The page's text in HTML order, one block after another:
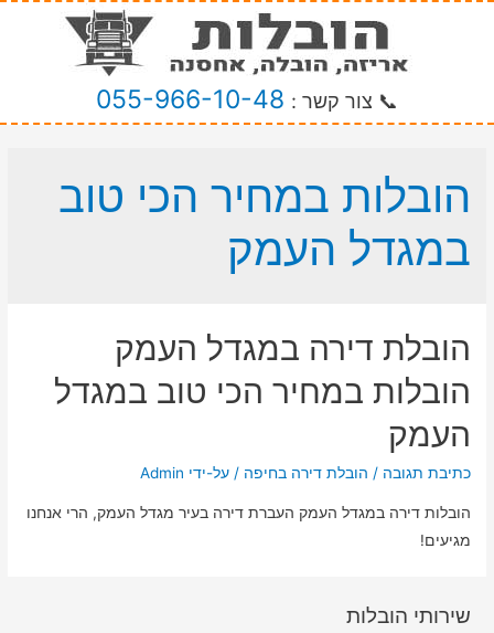
📞 צור קשר : 055-966-10-48
הובלות במחיר הכי טוב
במגדל העמק
הובלת דירה במגדל העמק
הובלות במחיר הכי טוב במגדל
העמק
כתיבת תגובה / הובלת דירה בחיפה / על-ידי Admin
הובלות דירה במגדל העמק העברת דירה בעיר מגדל העמק, הרי אנחנו
מגיעים!
שירותי הובלות